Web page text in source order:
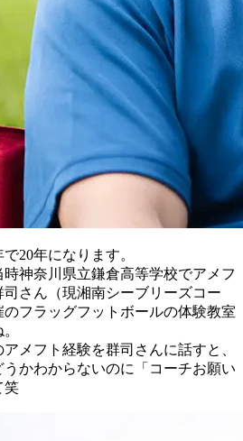
20年になります。
神奈川県立鎌倉高等学校でアメフ
司さん（現湘南シーブリーズコー
フラッグフットボールの体験教室
メフト経験を群司さんに話すと、
かわからないのに「コーチお願い
笑